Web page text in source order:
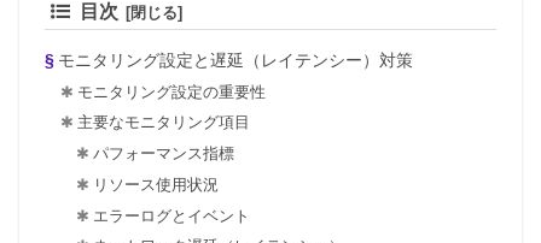
目次
モニタリング設定と遅延（レイテンシー）対策
モニタリング設定の重要性
主要なモニタリング項目
パフォーマンス指標
リソース使用状況
エラーログとイベント